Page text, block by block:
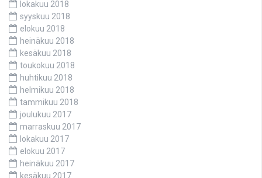
lokakuu 2018
syyskuu 2018
elokuu 2018
heinäkuu 2018
kesäkuu 2018
toukokuu 2018
huhtikuu 2018
helmikuu 2018
tammikuu 2018
joulukuu 2017
marraskuu 2017
lokakuu 2017
elokuu 2017
heinäkuu 2017